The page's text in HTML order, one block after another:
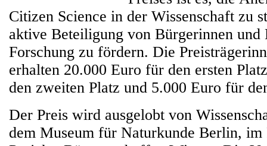
Citizen Science in der Wissenschaft zu
aktive Beteiligung von Bürgerinnen und
Forschung zu fördern. Die
erhalten 20.000 Euro für den ersten
den zweiten Platz und 5.000 Euro für
Der Preis wird ausgelobt von
dem Museum für Naturkunde Berlin, im